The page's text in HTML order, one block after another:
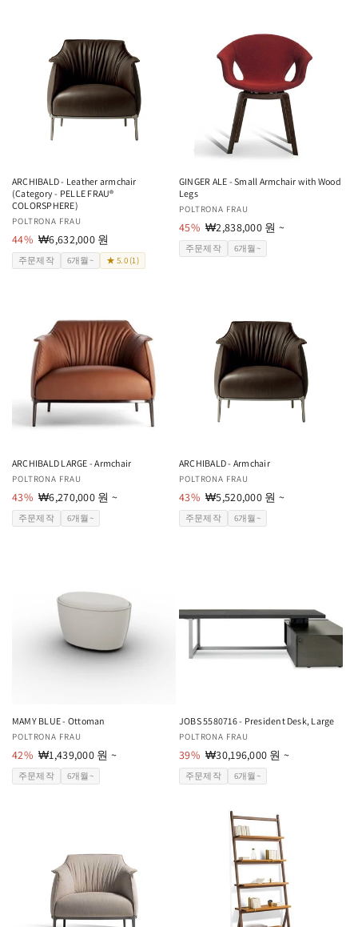
ARCHIBALD - Leather armchair
(Category - PELLE FRAU®
COLORSPHERE)
공
급
업
체:
POLTRONA FRAU
44% 할
인
가
₩6,632,000 원
주문제작 6개월~ ★ 5.0 (1)
GINGER ALE - Small Armchair with Wood
Legs
공
급
업
체:
POLTRONA FRAU
45% 할
인
가
₩2,838,000 원 ~
주문제작 6개월~
ARCHIBALD LARGE - Armchair
공
급
업
체:
POLTRONA FRAU
43% 할
인
가
₩6,270,000 원 ~
주문제작 6개월~
ARCHIBALD - Armchair
공
급
업
체:
POLTRONA FRAU
43% 할
인
가
₩5,520,000 원 ~
주문제작 6개월~
MAMY BLUE - Ottoman
공
급
업
체:
POLTRONA FRAU
42% 할
인
가
₩1,439,000 원 ~
주문제작 6개월~
JOBS 5580716 - President Desk, Large
공
급
업
체:
POLTRONA FRAU
39% 할
인
가
₩30,196,000 원 ~
주문제작 6개월~